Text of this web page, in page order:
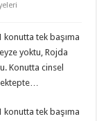
konutta tek başıma
yoktu, Rojda
Konutta cinsel
konutta tek başıma